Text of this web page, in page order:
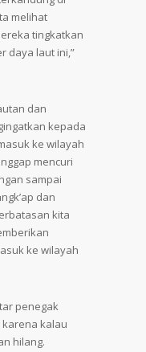
melihat
tingkatkan
daya laut ini,”
dan
kepada
ke wilayah
mencuri
sampai
dan
kita
ke wilayah
penegak
kalau
hilang.